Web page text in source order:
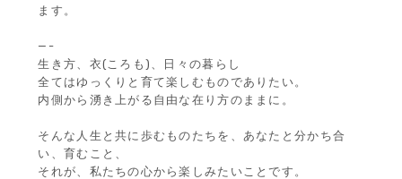
ます。
—-
生き方、衣(ころも)、日々の暮らし
全てはゆっくりと育て楽しむものでありたい。
内側から湧き上がる自由な在り方のままに。
そんな人生と共に歩むものたちを、あなたと分かち合
い、育むこと、
それが、私たちの心から楽しみたいことです。